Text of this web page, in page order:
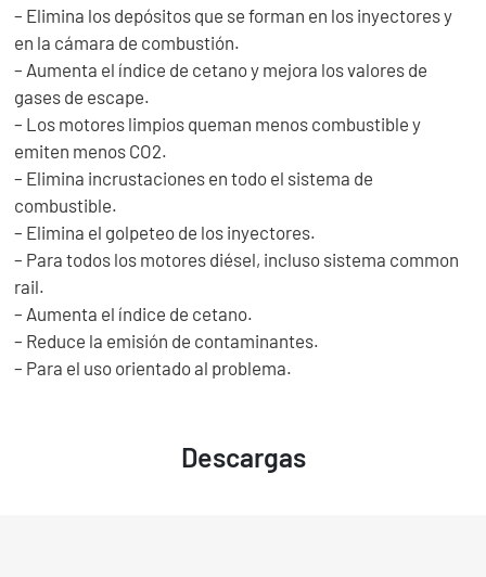
Descargas
– Elimina los depósitos que se forman en los inyectores y
en la cámara de combustión.
– Aumenta el índice de cetano y mejora los valores de
gases de escape.
– Los motores limpios queman menos combustible y
emiten menos CO2.
– Elimina incrustaciones en todo el sistema de
combustible.
– Elimina el golpeteo de los inyectores.
– Para todos los motores diésel, incluso sistema common
rail.
– Aumenta el índice de cetano.
– Reduce la emisión de contaminantes.
– Para el uso orientado al problema.